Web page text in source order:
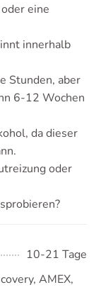
eine
innerhalb
Stunden, aber
6-12 Wochen
da dieser
oder
10-21 Tage
AMEX,